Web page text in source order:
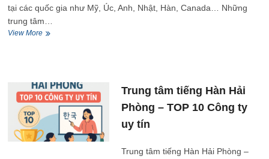
tại các quốc gia như Mỹ, Úc, Anh, Nhật, Hàn, Canada… Những
trung tâm…
View MoreDu
TOP
10
Công
ty
uy
tín
Trung tâm tiếng Hàn Hải
Phòng – TOP 10 Công ty
uy tín
Trung tâm tiếng Hàn Hải Phòng –